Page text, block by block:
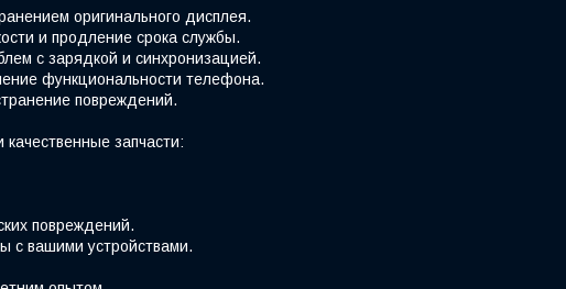
оригинального дисплея.
и продление срока службы.
с зарядкой и синхронизацией.
функциональности телефона.
повреждений.
запчасти:
повреждений.
с вашими устройствами.